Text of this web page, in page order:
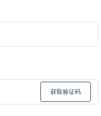
获取验证码